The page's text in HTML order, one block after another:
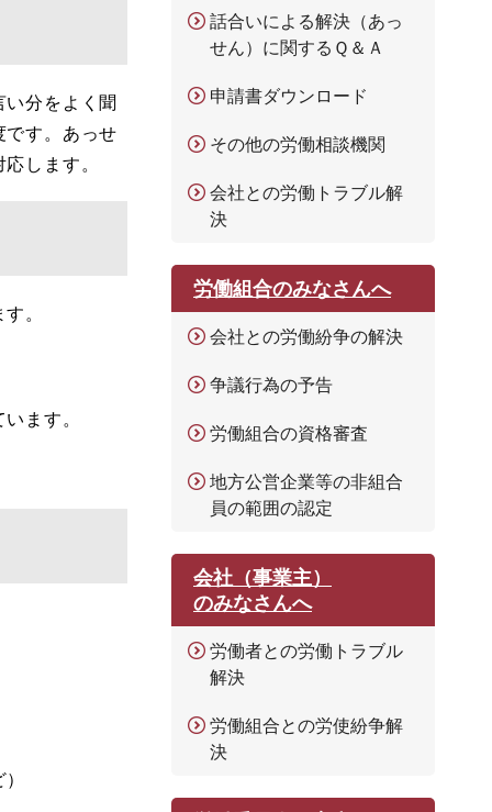
分をよく聞
す。あっせ
します。
。
ます。
話合いによる解決（あっ
せん）に関するＱ＆Ａ
申請書ダウンロード
その他の労働相談機関
会社との労働トラブル解
決
労働組合のみなさんへ
会社との労働紛争の解決
争議行為の予告
労働組合の資格審査
地方公営企業等の非組合
員の範囲の認定
会社（事業主）
のみなさんへ
労働者との労働トラブル
解決
労働組合との労使紛争解
決